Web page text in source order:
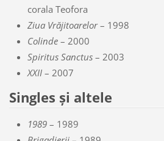
corala Teofora
Ziua Vrăjitoarelor– 1998
Colinde– 2000
Spiritus Sanctus– 2003
XXII– 2007
Singles și altele
1989– 1989